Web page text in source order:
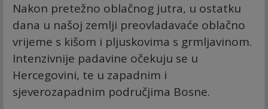
Nakon pretežno oblačnog jutra, u ostatku
dana u našoj zemlji preovladavaće oblačno
vrijeme s kišom i pljuskovima s grmljavinom.
Intenzivnije padavine očekuju se u
Hercegovini, te u zapadnim i
sjeverozapadnim područjima Bosne.